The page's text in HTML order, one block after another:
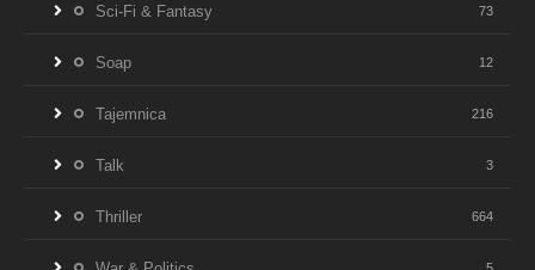
Sci-Fi & Fantasy 73
Soap 12
Tajemnica 216
Talk 3
Thriller 664
5